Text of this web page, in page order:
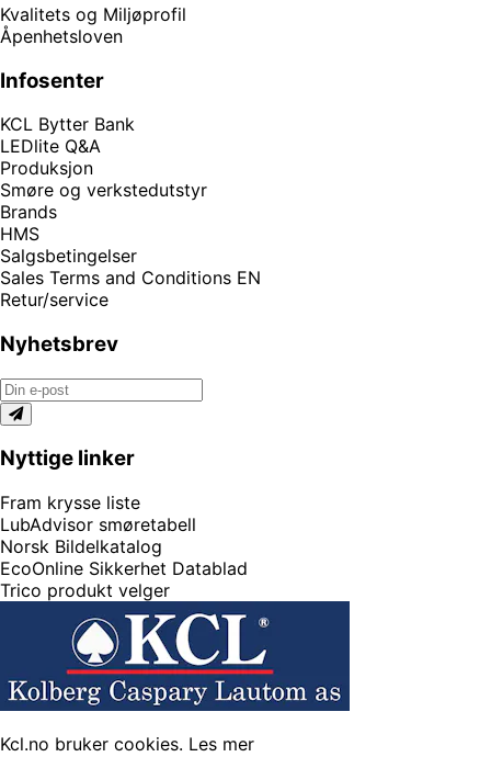
Kvalitets og Miljøprofil
Åpenhetsloven
Infosenter
KCL Bytter Bank
LEDlite Q&A
Produksjon
Smøre og verkstedutstyr
Brands
HMS
Salgsbetingelser
Sales Terms and Conditions EN
Retur/service
Nyhetsbrev
Nyttige linker
Fram krysse liste
LubAdvisor smøretabell
Norsk Bildelkatalog
EcoOnline Sikkerhet Datablad
Trico produkt velger
Kcl.no bruker cookies. Les mer